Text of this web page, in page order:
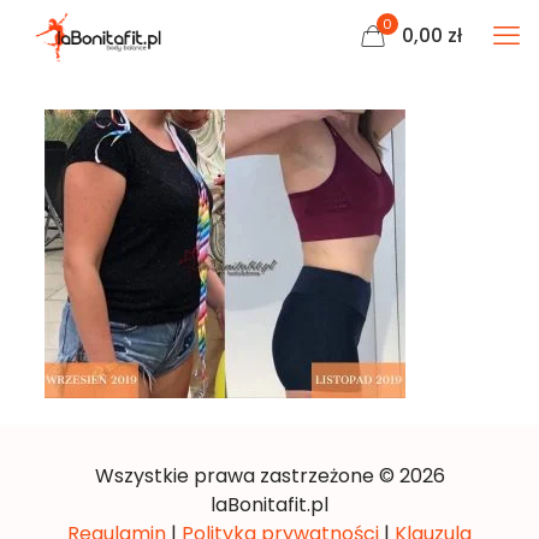
0 0,00 zł
Wszystkie prawa zastrzeżone © 2026
laBonitafit.pl